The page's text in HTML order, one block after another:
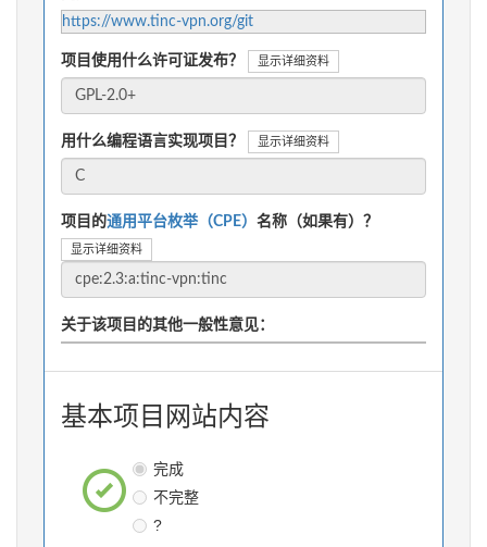
https://www.tinc-vpn.org/git
项目使用什么许可证发布？ 显示详细资料
用什么编程语言实现项目？ 显示详细资料
项目的通用平台枚举（CPE） 名称（如果有）？
显示详细资料
关于该项目的其他一般性意见：
基本项目网站内容
完成
不完整
?